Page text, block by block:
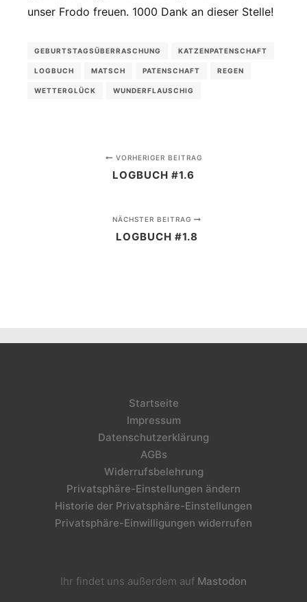
unser Frodo freuen. 1000 Dank an dieser Stelle!
GEBURTSTAGSÜBERRASCHUNG KATZENPATENSCHAFT
LOGBUCH MATSCH PATENSCHAFT REGEN
WETTERGLÜCK WUNDERFLAUSCHIG
VORHERIGER BEITRAG
LOGBUCH #1.6
NÄCHSTER BEITRAG
LOGBUCH #1.8
Startseite
Impressum
Datenschutzerklärung
AGBs
Widerrufsbelehrung
Privatsphäre-Einstellungen ändern
Historie der Privatsphäre-Einstellungen
Privatsphäre-Einwilligungen widerrufen
Ihr findet uns außerdem auf Mastodon